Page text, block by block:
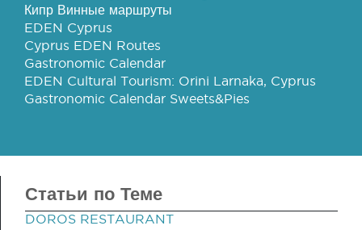
Кипр Винные маршруты
EDEN Cyprus
Cyprus EDEN Routes
Gastronomic Calendar
EDEN Cultural Tourism: Orini Larnaka, Cyprus
Gastronomic Calendar Sweets&Pies
Статьи по Теме
DOROS RESTAURANT